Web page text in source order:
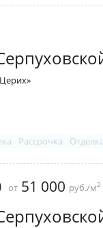
Рассрочка
от 51 000 руб./м2